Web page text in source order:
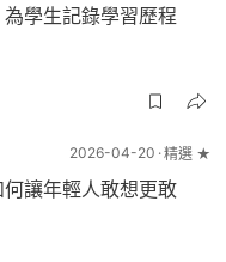
學生記錄學習歷程
2026-04-20 精選 ★
讓年輕人敢想更敢